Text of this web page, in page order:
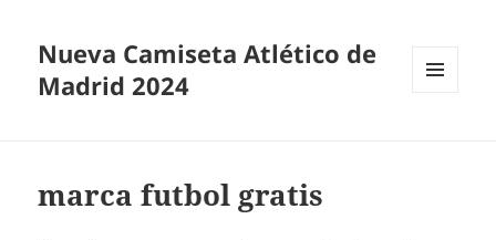
Nueva Camiseta Atlético de
Madrid 2024
marca futbol gratis